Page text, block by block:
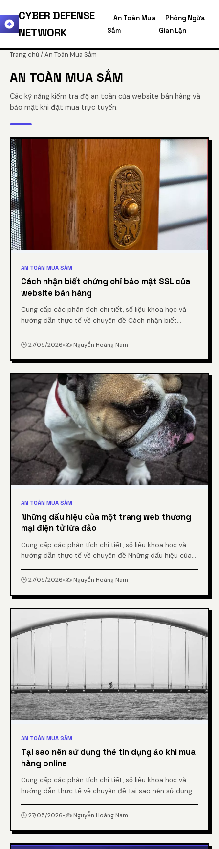
CYBER DEFENSE
NETWORK
An Toàn Mua
Sắm
Phòng Ngừa
Gian Lận
Trang chủ/ An Toàn Mua Sắm
AN TOÀN MUA SẮM
Các kỹ năng kiểm tra độ an toàn của website bán hàng và
bảo mật khi đặt mua trực tuyến.
AN TOÀN MUA SẮM
Cách nhận biết chứng chỉ bảo mật SSL của
website bán hàng
Cung cấp các phân tích chi tiết, số liệu khoa học và
hướng dẫn thực tế về chuyên đề Cách nhận biết
chuyên gia.
🕒 27/05/2026•✍️ Nguyễn Hoàng Nam
AN TOÀN MUA SẮM
Những dấu hiệu của một trang web thương
mại điện tử lừa đảo
Cung cấp các phân tích chi tiết, số liệu khoa học và
hướng dẫn thực tế về chuyên đề Những dấu hiệu của
gia.
🕒 27/05/2026•✍️ Nguyễn Hoàng Nam
AN TOÀN MUA SẮM
Tại sao nên sử dụng thẻ tín dụng ảo khi mua
hàng online
Cung cấp các phân tích chi tiết, số liệu khoa học và
hướng dẫn thực tế về chuyên đề Tại sao nên sử dụng
🕒 27/05/2026•✍️ Nguyễn Hoàng Nam